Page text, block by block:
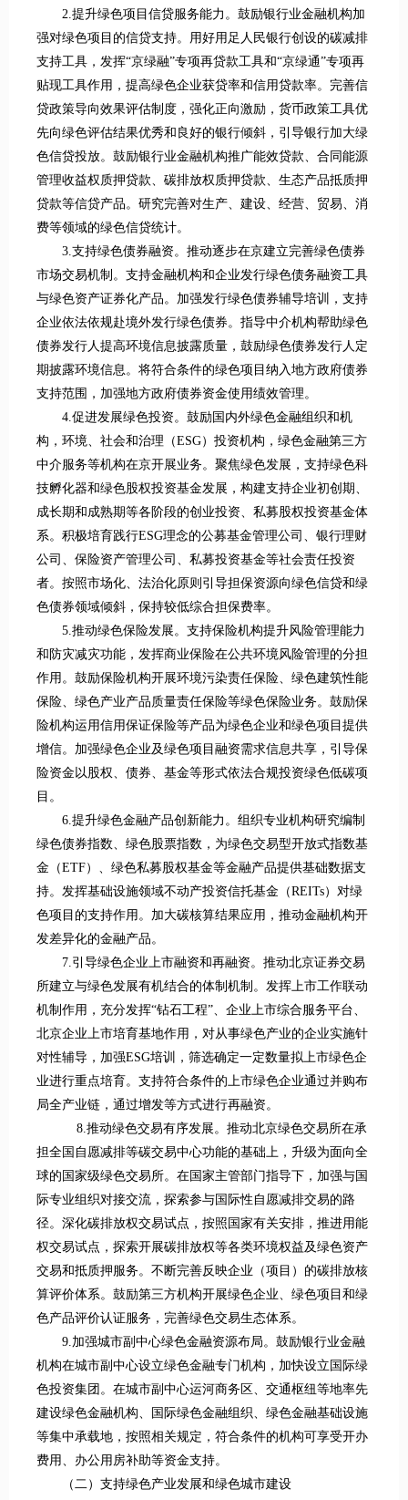
2.提升绿色项目信贷服务能力。鼓励银行业金融机构加
强对绿色项目的信贷支持。用好用足人民银行创设的碳减排
支持工具，发挥“京绿融”专项再贷款工具和“京绿通”专项再
贴现工具作用，提高绿色企业获贷率和信用贷款率。完善信
贷政策导向效果评估制度，强化正向激励，货币政策工具优
先向绿色评估结果优秀和良好的银行倾斜，引导银行加大绿
色信贷投放。鼓励银行业金融机构推广能效贷款、合同能源
管理收益权质押贷款、碳排放权质押贷款、生态产品抵质押
贷款等信贷产品。研究完善对生产、建设、经营、贸易、消
费等领域的绿色信贷统计。
3.支持绿色债券融资。推动逐步在京建立完善绿色债券
市场交易机制。支持金融机构和企业发行绿色债务融资工具
与绿色资产证券化产品。加强发行绿色债券辅导培训，支持
企业依法依规赴境外发行绿色债券。指导中介机构帮助绿色
债券发行人提高环境信息披露质量，鼓励绿色债券发行人定
期披露环境信息。将符合条件的绿色项目纳入地方政府债券
支持范围，加强地方政府债券资金使用绩效管理。
4.促进发展绿色投资。鼓励国内外绿色金融组织和机
构，环境、社会和治理（ESG）投资机构，绿色金融第三方
中介服务等机构在京开展业务。聚焦绿色发展，支持绿色科
技孵化器和绿色股权投资基金发展，构建支持企业初创期、
成长期和成熟期等各阶段的创业投资、私募股权投资基金体
系。积极培育践行ESG理念的公募基金管理公司、银行理财
公司、保险资产管理公司、私募投资基金等社会责任投资
者。按照市场化、法治化原则引导担保资源向绿色信贷和绿
色债券领域倾斜，保持较低综合担保费率。
5.推动绿色保险发展。支持保险机构提升风险管理能力
和防灾减灾功能，发挥商业保险在公共环境风险管理的分担
作用。鼓励保险机构开展环境污染责任保险、绿色建筑性能
保险、绿色产业产品质量责任保险等绿色保险业务。鼓励保
险机构运用信用保证保险等产品为绿色企业和绿色项目提供
增信。加强绿色企业及绿色项目融资需求信息共享，引导保
险资金以股权、债券、基金等形式依法合规投资绿色低碳项
目。
6.提升绿色金融产品创新能力。组织专业机构研究编制
绿色债券指数、绿色股票指数，为绿色交易型开放式指数基
金（ETF）、绿色私募股权基金等金融产品提供基础数据支
持。发挥基础设施领域不动产投资信托基金（REITs）对绿
色项目的支持作用。加大碳核算结果应用，推动金融机构开
发差异化的金融产品。
7.引导绿色企业上市融资和再融资。推动北京证券交易
所建立与绿色发展有机结合的体制机制。发挥上市工作联动
机制作用，充分发挥“钻石工程”、企业上市综合服务平台、
北京企业上市培育基地作用，对从事绿色产业的企业实施针
对性辅导，加强ESG培训，筛选确定一定数量拟上市绿色企
业进行重点培育。支持符合条件的上市绿色企业通过并购布
局全产业链，通过增发等方式进行再融资。
8.推动绿色交易有序发展。推动北京绿色交易所在承
担全国自愿减排等碳交易中心功能的基础上，升级为面向全
球的国家级绿色交易所。在国家主管部门指导下，加强与国
际专业组织对接交流，探索参与国际性自愿减排交易的路
径。深化碳排放权交易试点，按照国家有关安排，推进用能
权交易试点，探索开展碳排放权等各类环境权益及绿色资产
交易和抵质押服务。不断完善反映企业（项目）的碳排放核
算评价体系。鼓励第三方机构开展绿色企业、绿色项目和绿
色产品评价认证服务，完善绿色交易生态体系。
9.加强城市副中心绿色金融资源布局。鼓励银行业金融
机构在城市副中心设立绿色金融专门机构，加快设立国际绿
色投资集团。在城市副中心运河商务区、交通枢纽等地率先
建设绿色金融机构、国际绿色金融组织、绿色金融基础设施
等集中承载地，按照相关规定，符合条件的机构可享受开办
费用、办公用房补助等资金支持。
（二）支持绿色产业发展和绿色城市建设